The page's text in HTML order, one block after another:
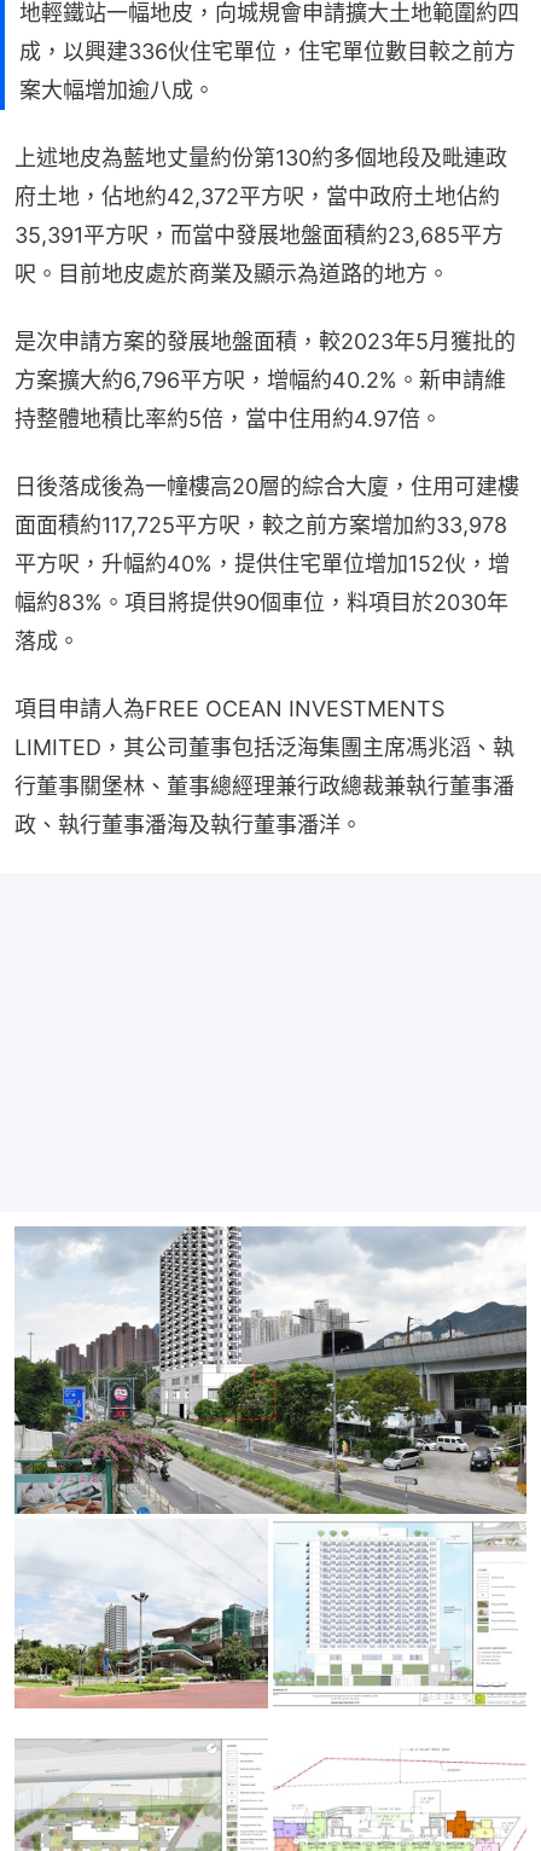
地輕鐵站一幅地皮，向城規會申請擴大土地範圍約四
成，以興建336伙住宅單位，住宅單位數目較之前方
案大幅增加逾八成。
上述地皮為藍地丈量約份第130約多個地段及毗連政
府土地，佔地約42,372平方呎，當中政府土地佔約
35,391平方呎，而當中發展地盤面積約23,685平方
呎。目前地皮處於商業及顯示為道路的地方。
是次申請方案的發展地盤面積，較2023年5月獲批的
方案擴大約6,796平方呎，增幅約40.2%。新申請維
持整體地積比率約5倍，當中住用約4.97倍。
日後落成後為一幢樓高20層的綜合大廈，住用可建樓
面面積約117,725平方呎，較之前方案增加約33,978
平方呎，升幅約40%，提供住宅單位增加152伙，增
幅約83%。項目將提供90個車位，料項目於2030年
落成。
項目申請人為FREE OCEAN INVESTMENTS
LIMITED，其公司董事包括泛海集團主席馮兆滔、執
行董事關堡林、董事總經理兼行政總裁兼執行董事潘
政、執行董事潘海及執行董事潘洋。